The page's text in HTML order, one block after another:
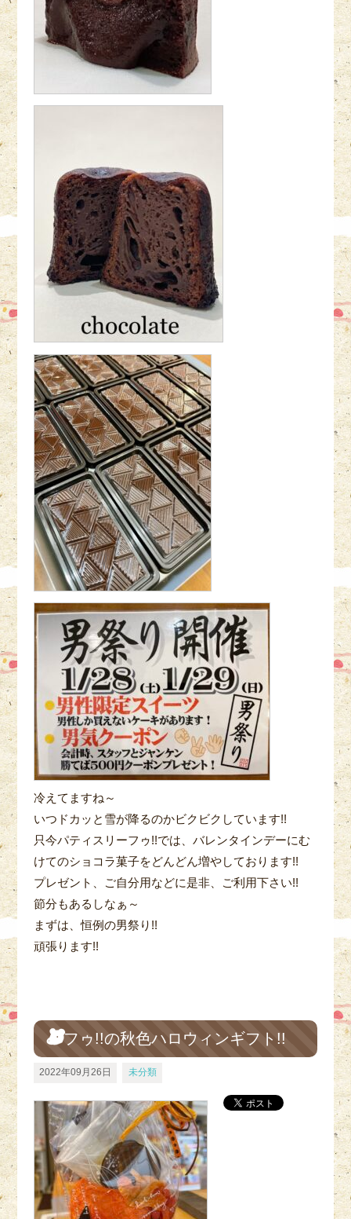
冷えてますね～
いつドカッと雪が降るのかビクビクしています!!
只今パティスリーフゥ!!では、バレンタインデーにむ
けてのショコラ菓子をどんどん増やしております!!
プレゼント、ご自分用などに是非、ご利用下さい!!
節分もあるしなぁ～
まずは、恒例の男祭り!!
頑張ります!!
フゥ!!の秋色ハロウィンギフト!!
2022年09月26日 未分類